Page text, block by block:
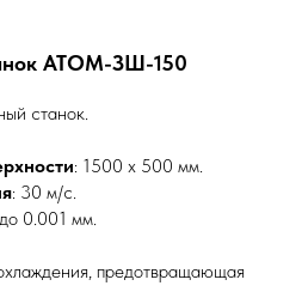
АТОМ-ЗШ-150
станок.
: 1500 x 500 мм.
: 30 м/с.
0.001 мм.
предотвращающая